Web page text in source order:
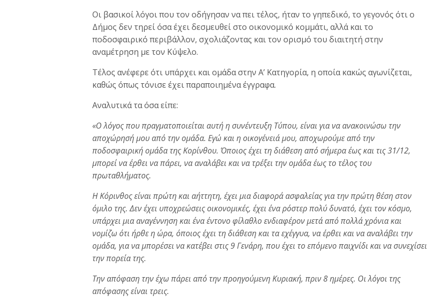
Οι βασικοί λόγοι που τον οδήγησαν να πει τέλος, ήταν το γηπεδικό, το γεγονός ότι ο
Δήμος δεν τηρεί όσα έχει δεσμευθεί στο οικονομικό κομμάτι, αλλά και το
ποδοσφαιρικό περιβάλλον, σχολιάζοντας και τον ορισμό του διαιτητή στην
αναμέτρηση με τον Κύψελο.
Τέλος ανέφερε ότι υπάρχει και ομάδα στην Α’ Κατηγορία, η οποία κακώς αγωνίζεται,
καθώς όπως τόνισε έχει παραποιημένα έγγραφα.
Αναλυτικά τα όσα είπε:
«Ο λόγος που πραγματοποιείται αυτή η συνέντευξη Τύπου, είναι για να ανακοινώσω την
αποχώρησή μου από την ομάδα. Εγώ και η οικογένειά μου, αποχωρούμε από την
ποδοσφαιρική ομάδα της Κορίνθου. Όποιος έχει τη διάθεση από σήμερα έως και τις 31/12,
μπορεί να έρθει να πάρει, να αναλάβει και να τρέξει την ομάδα έως το τέλος του
πρωταθλήματος.
Η Κόρινθος είναι πρώτη και αήττητη, έχει μια διαφορά ασφαλείας για την πρώτη θέση στον
όμιλο της. Δεν έχει υποχρεώσεις οικονομικές, έχει ένα ρόστερ πολύ δυνατό, έχει τον κόσμο,
υπάρχει μια αναγέννηση και ένα έντονο φίλαθλο ενδιαφέρον μετά από πολλά χρόνια και
νομίζω ότι ήρθε η ώρα, όποιος έχει τη διάθεση και τα εχέγγυα, να έρθει και να αναλάβει την
ομάδα, για να μπορέσει να κατέβει στις 9 Γενάρη, που έχει το επόμενο παιχνίδι και να συνεχίσει
την πορεία της.
Την απόφαση την έχω πάρει από την προηγούμενη Κυριακή, πριν 8 ημέρες. Οι λόγοι της
απόφασης είναι τρεις.